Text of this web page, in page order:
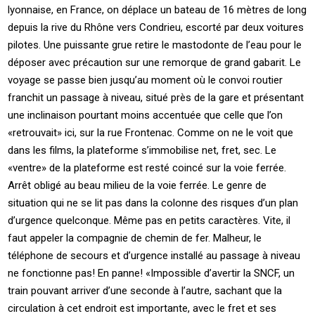
lyonnaise, en France, on déplace un bateau de 16 mètres de long
depuis la rive du Rhône vers Condrieu, escorté par deux voitures
pilotes. Une puissante grue retire le mastodonte de l’eau pour le
déposer avec précaution sur une remorque de grand gabarit. Le
voyage se passe bien jusqu’au moment où le convoi routier
franchit un passage à niveau, situé près de la gare et présentant
une inclinaison pourtant moins accentuée que celle que l’on
«retrouvait» ici, sur la rue Frontenac. Comme on ne le voit que
dans les films, la plateforme s’immobilise net, fret, sec. Le
«ventre» de la plateforme est resté coincé sur la voie ferrée.
Arrêt obligé au beau milieu de la voie ferrée. Le genre de
situation qui ne se lit pas dans la colonne des risques d’un plan
d’urgence quelconque. Même pas en petits caractères. Vite, il
faut appeler la compagnie de chemin de fer. Malheur, le
téléphone de secours et d’urgence installé au passage à niveau
ne fonctionne pas! En panne! «Impossible d’avertir la SNCF, un
train pouvant arriver d’une seconde à l’autre, sachant que la
circulation à cet endroit est importante, avec le fret et ses